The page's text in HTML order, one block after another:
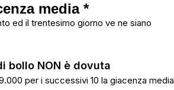
media *
ed il trentesimo giorno ve ne siano
bollo NON è dovuta
per i successivi 10 la giacenza media